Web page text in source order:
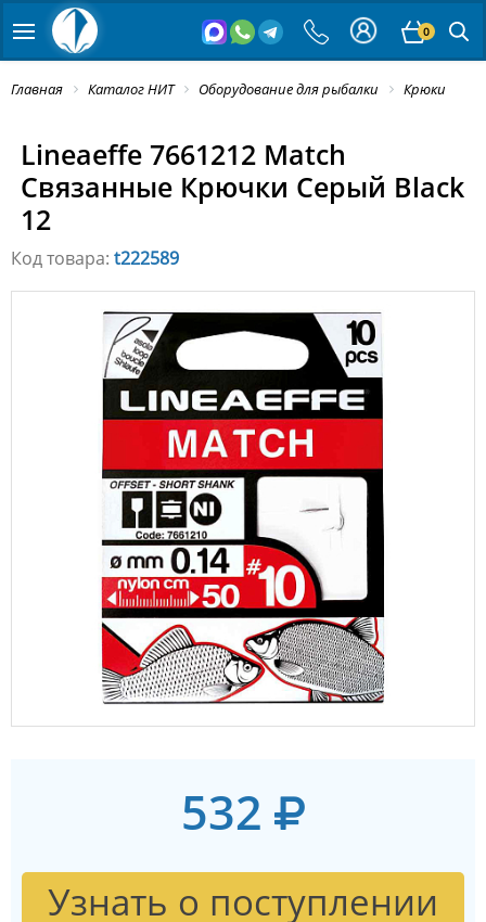
0
Главная Каталог НИТ Оборудование для рыбалки Крюки
Lineaeffe 7661212 Match
Связанные Крючки Серый Black
12
Код товара: t222589
532
Узнать о поступлении